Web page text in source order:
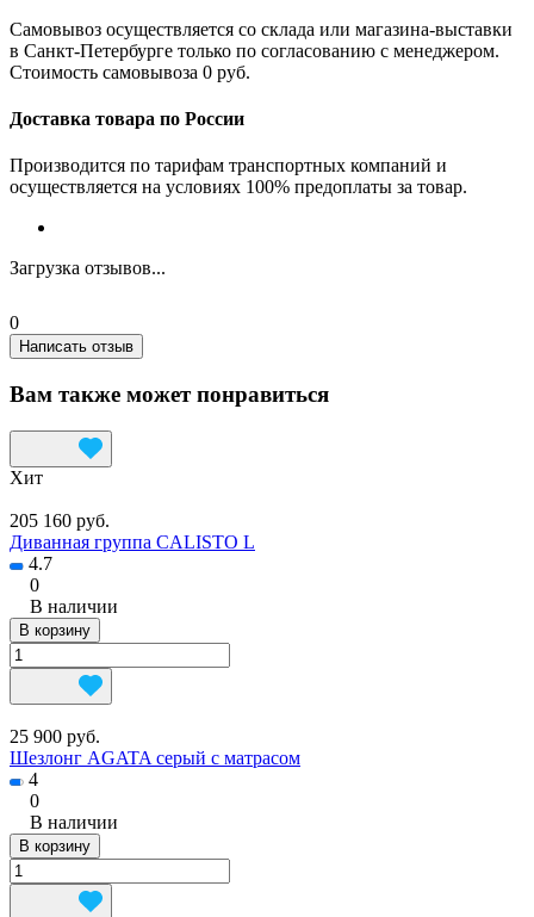
Самовывоз осуществляется со склада или магазина-выставки
в Санкт-Петербурге только по согласованию с менеджером.
Стоимость самовывоза 0 руб.
Доставка товара по России
Производится по тарифам транспортных компаний и
осуществляется на условиях 100% предоплаты за товар.
Загрузка отзывов...
0
Написать отзыв
Вам также может понравиться
Хит
205 160 руб.
Диванная группа CALISTO L
4.7
0
В наличии
В корзину
25 900 руб.
Шезлонг AGATA серый с матрасом
4
0
В наличии
В корзину